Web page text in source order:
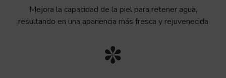
Mejora la capacidad de la piel para retener agua,
resultando en una apariencia más fresca y rejuvenecida